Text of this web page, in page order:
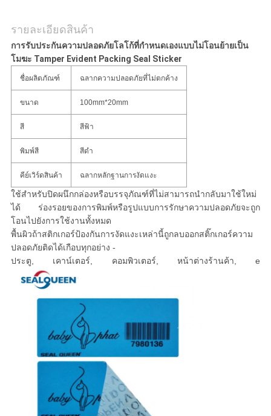
รายละเอียดสินค้า
การรับประกันความปลอดภัยโลโก้ที่กำหนดเองแบบไม่โอนย้ายเป็น
โมฆะ Tamper Evident Packing Seal Sticker
ชื่อผลิตภัณฑ์ ฉลากความปลอดภัยที่ไม่ตกค้าง
ขนาด 100mm*20mm
สี สีฟ้า
พิมพ์สี สีดำ
คีย์เวิร์ดสินค้า ฉลากหลักฐานการงัดแงะ
ใช้สำหรับปิดผนึกกล่องหรือบรรจุภัณฑ์ที่ไม่สามารถนำกลับมาใช้ใหม่
ได้ ร่องรอยของการพิมพ์หรือรูปแบบการรักษาความปลอดภัยจะถูก
โอนไปยังการใช้งานทั้งหมด
พื้นผิวถ้าสติกเกอร์ป้องกันการงัดแงะเหล่านี้ถูกลบออกสติ๊กเกอร์ความ
ปลอดภัยติดได้เกือบทุกอย่าง -
ประตู, เคาน์เตอร์, คอมพิวเตอร์, หน้าต่างร้านค้า, e